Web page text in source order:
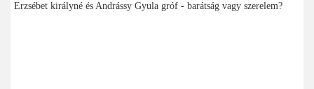
Erzsébet királyné és Andrássy Gyula gróf - barátság vagy szerelem?